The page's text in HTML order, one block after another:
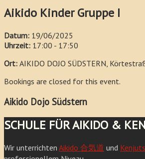
Aikido Kinder Gruppe I
Datum: 19/06/2025
Uhrzeit: 17:00 - 17:50
Ort: AIKIDO DOJO SÜDSTERN,
Bookings are closed for this event.
Aikido Dojo Südstern
SCHULE FÜR AIKIDO &
Wir unterrichten Aikido 合気道 und